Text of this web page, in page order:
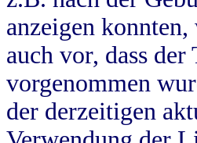
anzeigen
auch vor, dass
vorgenommen
der derzeitigen